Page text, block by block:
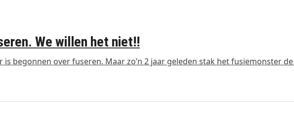
We willen het niet!!
is begonnen over fuseren. Maar zo’n 2 jaar geleden stak het fusiemonster